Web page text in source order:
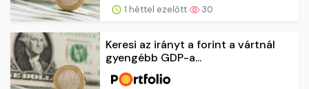
1 héttel ezelőtt 30
Keresi az irányt a forint a vártnál
gyengébb GDP-a...